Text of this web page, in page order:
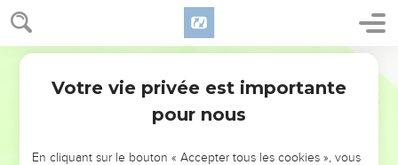
NE MANQUEZ PAS L’ÉVÉNEMENT
Votre vie privée est importante
pour nous
En cliquant sur le bouton « Accepter tous les cookies », vous